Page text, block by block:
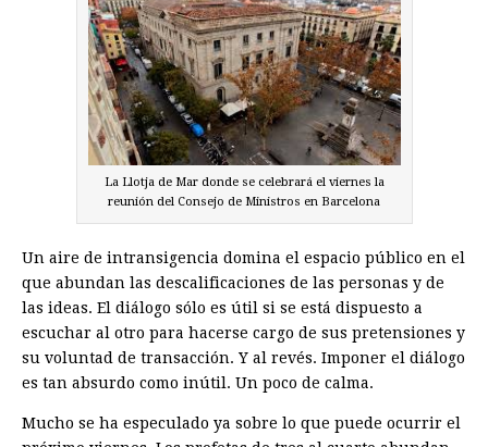
La Llotja de Mar donde se celebrará el viernes la
reunión del Consejo de Ministros en Barcelona
Un aire de intransigencia domina el espacio público en el
que abundan las descalificaciones de las personas y de
las ideas. El diálogo sólo es útil si se está dispuesto a
escuchar al otro para hacerse cargo de sus pretensiones y
su voluntad de transacción. Y al revés. Imponer el diálogo
es tan absurdo como inútil. Un poco de calma.
Mucho se ha especulado ya sobre lo que puede ocurrir el